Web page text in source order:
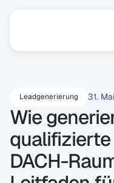
Leadgenerierung 31.
Wie
DACH-